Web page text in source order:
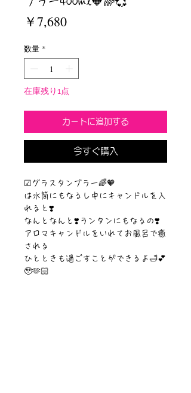
￥7,680価
数量 *
在庫残り1点
カートに追加する
今すぐ購入
☑︎グラスタンブラー🌈🧡
は水筒にもなるし中にキャンドルを入
れると❣️
なんとなんと❣️ランタンにもなるの❣️
アロマキャンドルをいれてお風呂で癒
される
ひとときも過ごすことができるよ🛁💕
🥹🫶🏻